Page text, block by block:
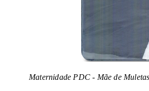
Maternidade PDC - Mãe de